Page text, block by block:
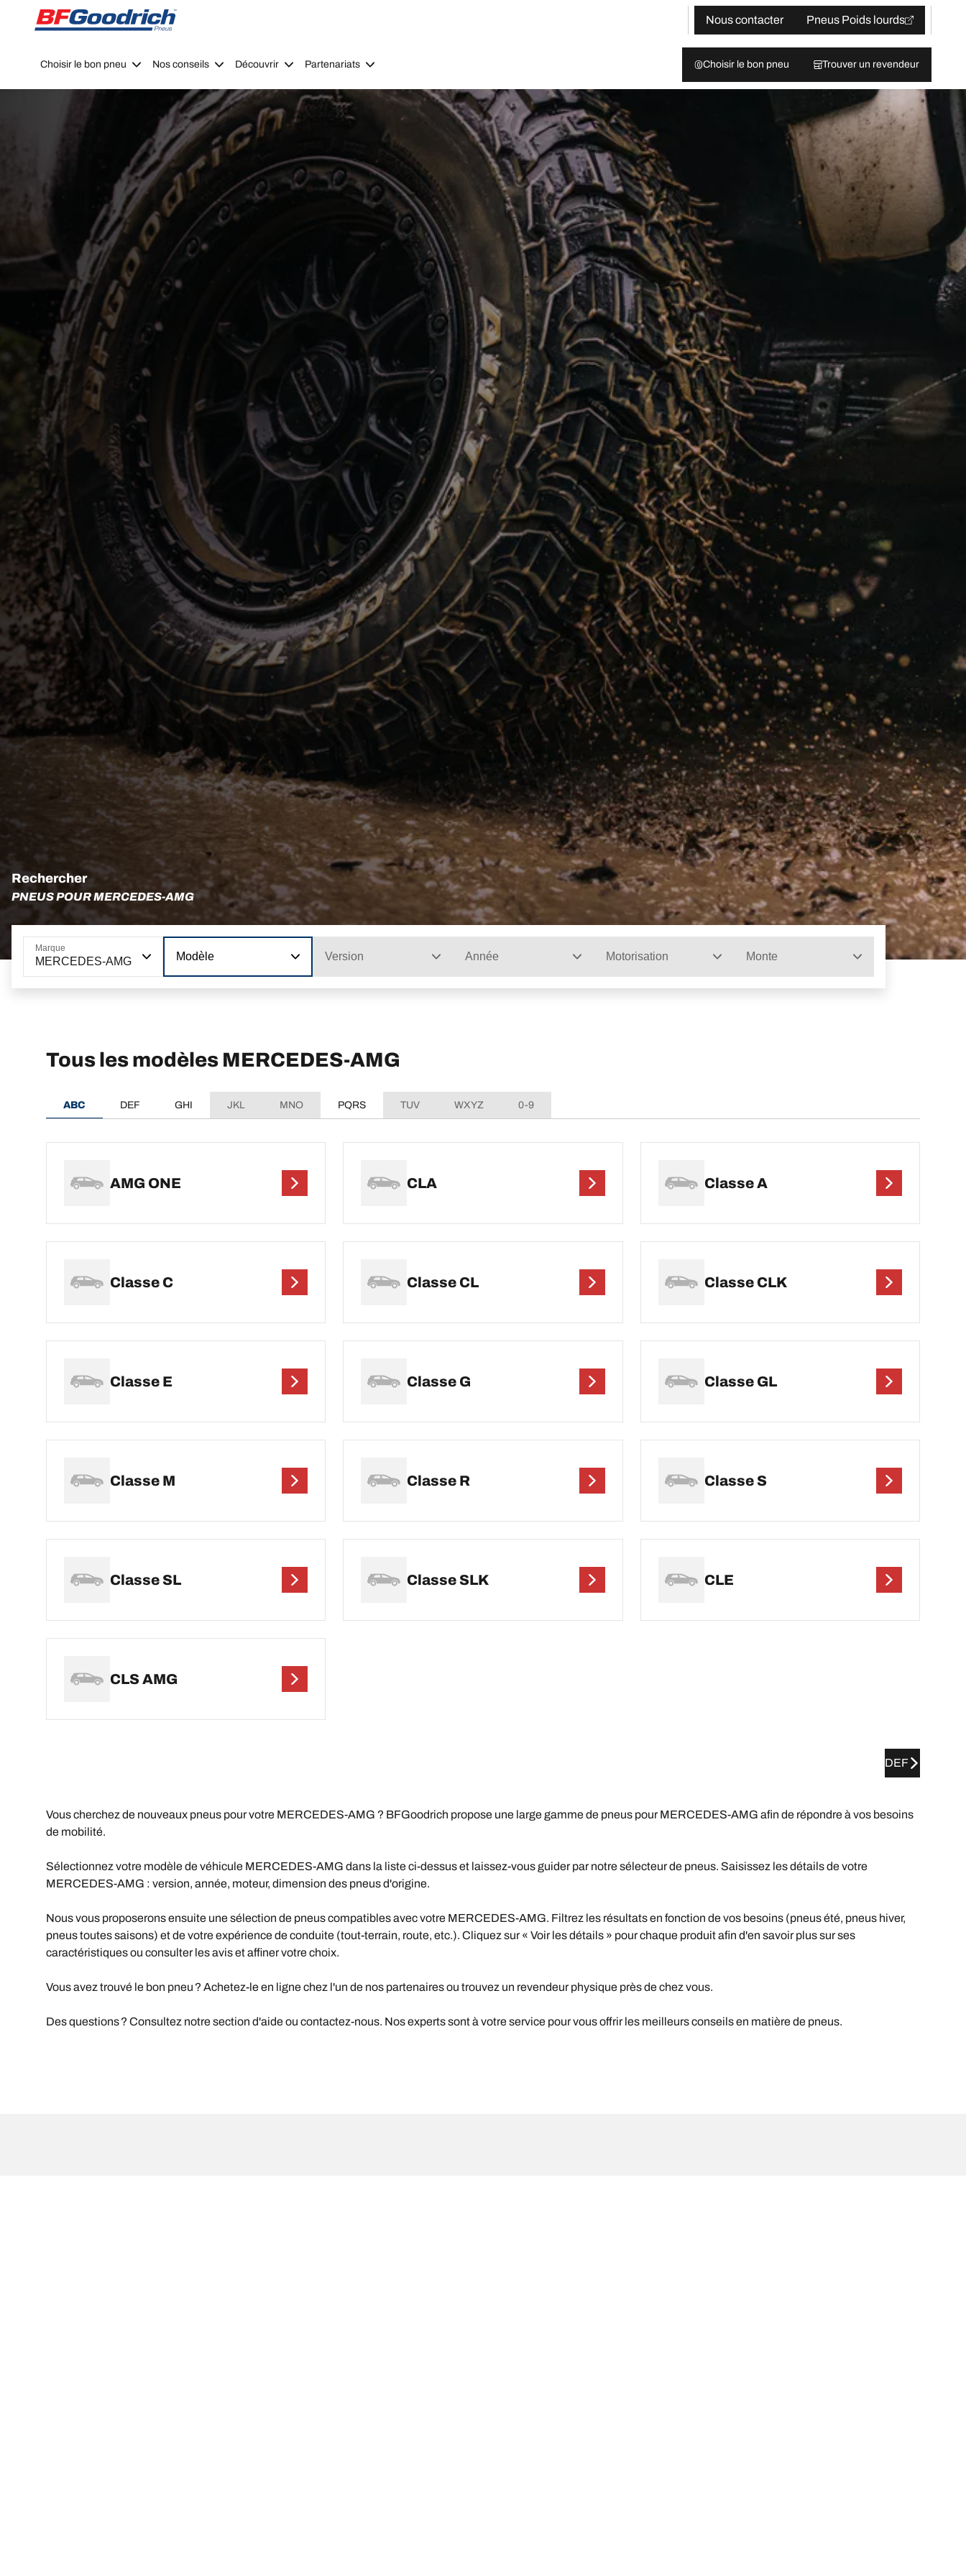
Go to page content
Go to page navigation
Nous contacter
Pneus Poids lourds
Choisir le bon pneu Nos conseils Découvrir Partenariats Choisir le bon pneu Trouver un revendeur
Rechercher
PNEUS POUR MERCEDES-AMG
Marque
MERCEDES-AMG Modèle Version Année Motorisation Monte
Tous les modèles MERCEDES-AMG
ABC DEF GHI JKL MNO PQRS TUV WXYZ 0-9
AMG ONE CLA Classe A
Classe C Classe CL Classe CLK
Classe E Classe G Classe GL
Classe M Classe R Classe S
Classe SL Classe SLK CLE
CLS AMG
DEF
Vous cherchez de nouveaux pneus pour votre MERCEDES-AMG ? BFGoodrich propose une large gamme de pneus pour MERCEDES-AMG afin de répondre à vos besoins
de mobilité.
Sélectionnez votre modèle de véhicule MERCEDES-AMG dans la liste ci-dessus et laissez-vous guider par notre sélecteur de pneus. Saisissez les détails de votre
MERCEDES-AMG : version, année, moteur, dimension des pneus d'origine.
Nous vous proposerons ensuite une sélection de pneus compatibles avec votre MERCEDES-AMG. Filtrez les résultats en fonction de vos besoins (pneus été, pneus hiver,
pneus toutes saisons) et de votre expérience de conduite (tout-terrain, route, etc.). Cliquez sur « Voir les détails » pour chaque produit afin d'en savoir plus sur ses
caractéristiques ou consulter les avis et affiner votre choix.
Vous avez trouvé le bon pneu ? Achetez-le en ligne chez l'un de nos partenaires ou trouvez un revendeur physique près de chez vous.
Des questions ? Consultez notre section d'aide ou contactez-nous. Nos experts sont à votre service pour vous offrir les meilleurs conseils en matière de pneus.